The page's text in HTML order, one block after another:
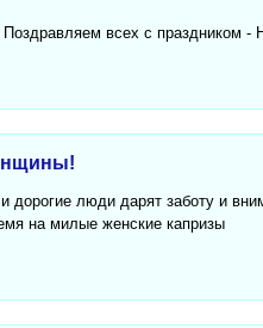
Поздравляем всех с праздником -
дорогие люди дарят заботу и
на милые женские капризы